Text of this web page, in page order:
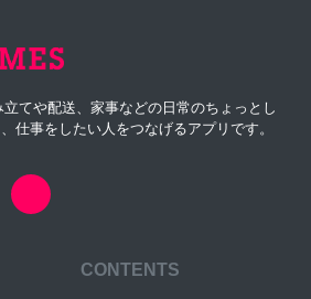
てや配送、家事などの日常のちょっとし
仕事をしたい人をつなげるアプリです。
CONTENTS